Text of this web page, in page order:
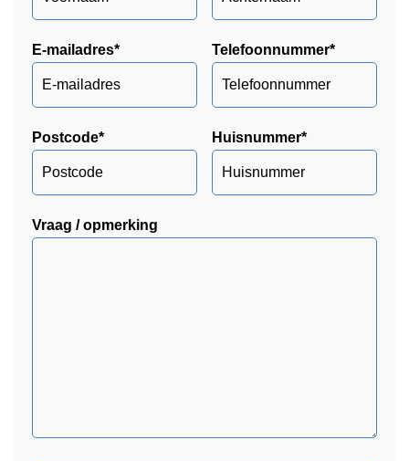
E-mailadres* Telefoonnummer*
Postcode* Huisnummer*
Vraag / opmerking